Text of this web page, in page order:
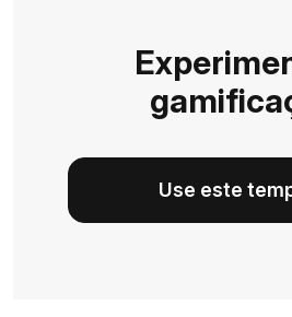
Use este